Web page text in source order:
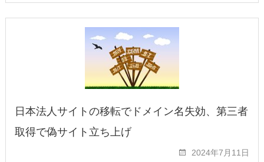
日本法人サイトの移転でドメイン名失効、第三者
取得で偽サイト立ち上げ
2024年7月11日